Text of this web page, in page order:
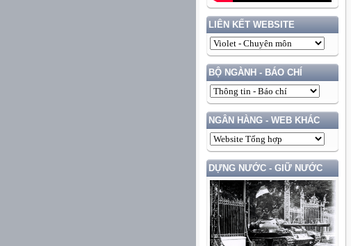
LIÊN KẾT WEBSITE
BỘ NGÀNH - BÁO CHÍ
NGÂN HÀNG - WEB KHÁC
DỰNG NƯỚC - GIỮ NƯỚC